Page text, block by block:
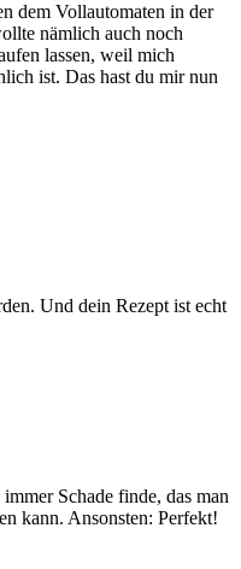
dem Vollautomaten in der
nämlich auch noch
lassen, weil mich
ist. Das hast du mir nun
Und dein Rezept ist echt
Schade finde, das man
kann. Ansonsten: Perfekt!